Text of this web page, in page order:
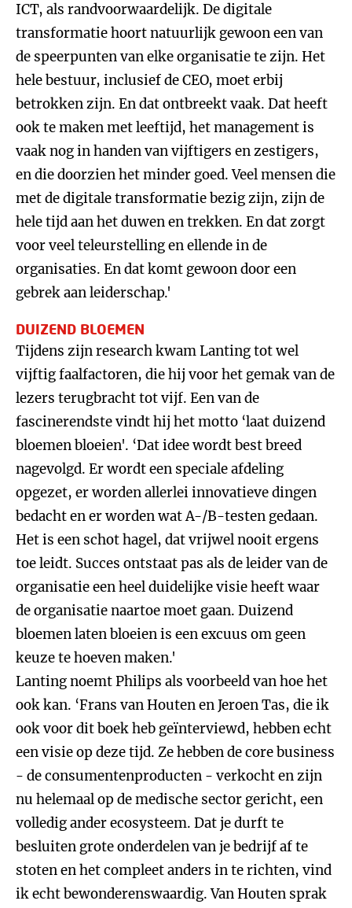
ICT, als randvoorwaardelijk. De digitale
transformatie hoort natuurlijk gewoon een van
de speerpunten van elke organisatie te zijn. Het
hele bestuur, inclusief de CEO, moet erbij
betrokken zijn. En dat ontbreekt vaak. Dat heeft
ook te maken met leeftijd, het management is
vaak nog in handen van vijftigers en zestigers,
en die doorzien het minder goed. Veel mensen die
met de digitale transformatie bezig zijn, zijn de
hele tijd aan het duwen en trekken. En dat zorgt
voor veel teleurstelling en ellende in de
organisaties. En dat komt gewoon door een
gebrek aan leiderschap.'
DUIZEND BLOEMEN
Tijdens zijn research kwam Lanting tot wel
vijftig faalfactoren, die hij voor het gemak van de
lezers terugbracht tot vijf. Een van de
fascinerendste vindt hij het motto ‘laat duizend
bloemen bloeien'. ‘Dat idee wordt best breed
nagevolgd. Er wordt een speciale afdeling
opgezet, er worden allerlei innovatieve dingen
bedacht en er worden wat A-/B-testen gedaan.
Het is een schot hagel, dat vrijwel nooit ergens
toe leidt. Succes ontstaat pas als de leider van de
organisatie een heel duidelijke visie heeft waar
de organisatie naartoe moet gaan. Duizend
bloemen laten bloeien is een excuus om geen
keuze te hoeven maken.'
Lanting noemt Philips als voorbeeld van hoe het
ook kan. ‘Frans van Houten en Jeroen Tas, die ik
ook voor dit boek heb geïnterviewd, hebben echt
een visie op deze tijd. Ze hebben de core business
- de consumentenproducten - verkocht en zijn
nu helemaal op de medische sector gericht, een
volledig ander ecosysteem. Dat je durft te
besluiten grote onderdelen van je bedrijf af te
stoten en het compleet anders in te richten, vind
ik echt bewonderenswaardig. Van Houten sprak